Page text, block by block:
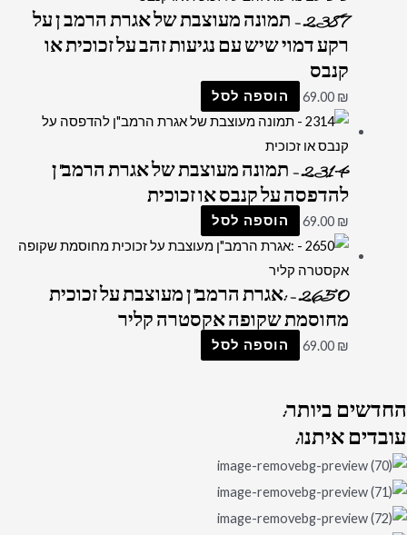
2387 – תמונה מעוצבת של אגרת הרמב ן על
רקע דמוי שיש עם נגיעות זהב על זכוכית או
קנבס
69.00 ₪ הוספה לסל
2314 – תמונה מעוצבת של אגרת הרמב"ן
להדפסה על קנבס או זכוכית
69.00 ₪ הוספה לסל
2650 – :אגרת הרמב"ן מעוצבת על זכוכית
מחוסמת שקופה אקסטרה קליר
69.00 ₪ הוספה לסל
החדשיםביותר:
עובדיםאיתנו: